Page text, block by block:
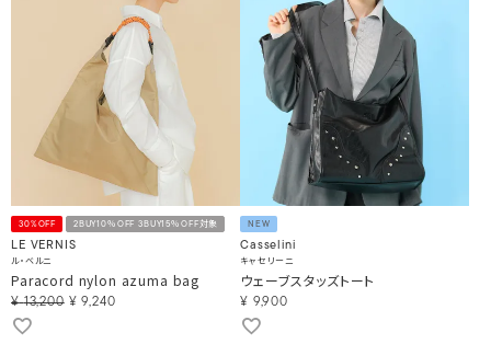
30%OFF 2BUY10％OFF 3BUY15％OFF対象
LE VERNIS
ル・ベルニ
Paracord nylon azuma bag
¥ 13,200 ¥ 9,240
NEW
Casselini
キャセリーニ
ウェーブスタッズトート
¥ 9,900